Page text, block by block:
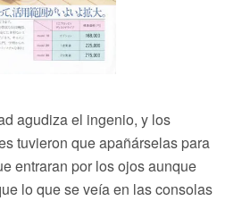
agudiza el ingenio, y los
tuvieron que apañárselas para
entraran por los ojos aunque
lo que se veía en las consolas